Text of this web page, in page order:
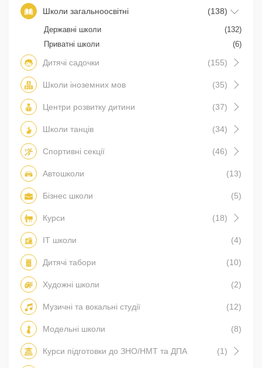
Школи загальноосвітні (138)
Державні школи
(132)
Приватні школи
(6)
Дитячі садочки (155)
Школи іноземних мов (35)
Центри розвитку дитини (37)
Школи танців (34)
Спортивні секції (46)
Автошколи (13)
Бізнес школи (5)
Курси (18)
IT школи (4)
Дитячі табори (10)
Художні школи (2)
Музичні та вокальні студії (12)
Модельні школи (8)
Курси підготовки до ЗНО/НМТ та ДПА (1)